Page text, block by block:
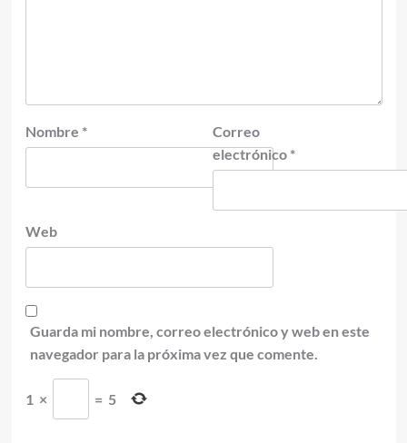
Nombre *
Correo
electrónico *
Web
Guarda mi nombre, correo electrónico y web en este
navegador para la próxima vez que comente.
1 × = 5